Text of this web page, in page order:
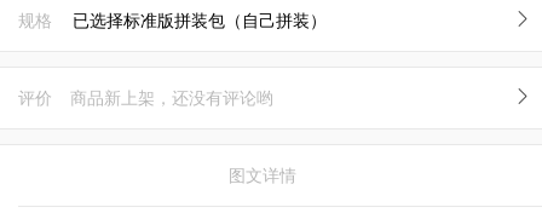
规格 已选择标准版拼装包（自己拼装）
评价 商品新上架，还没有评论哟
图文详情